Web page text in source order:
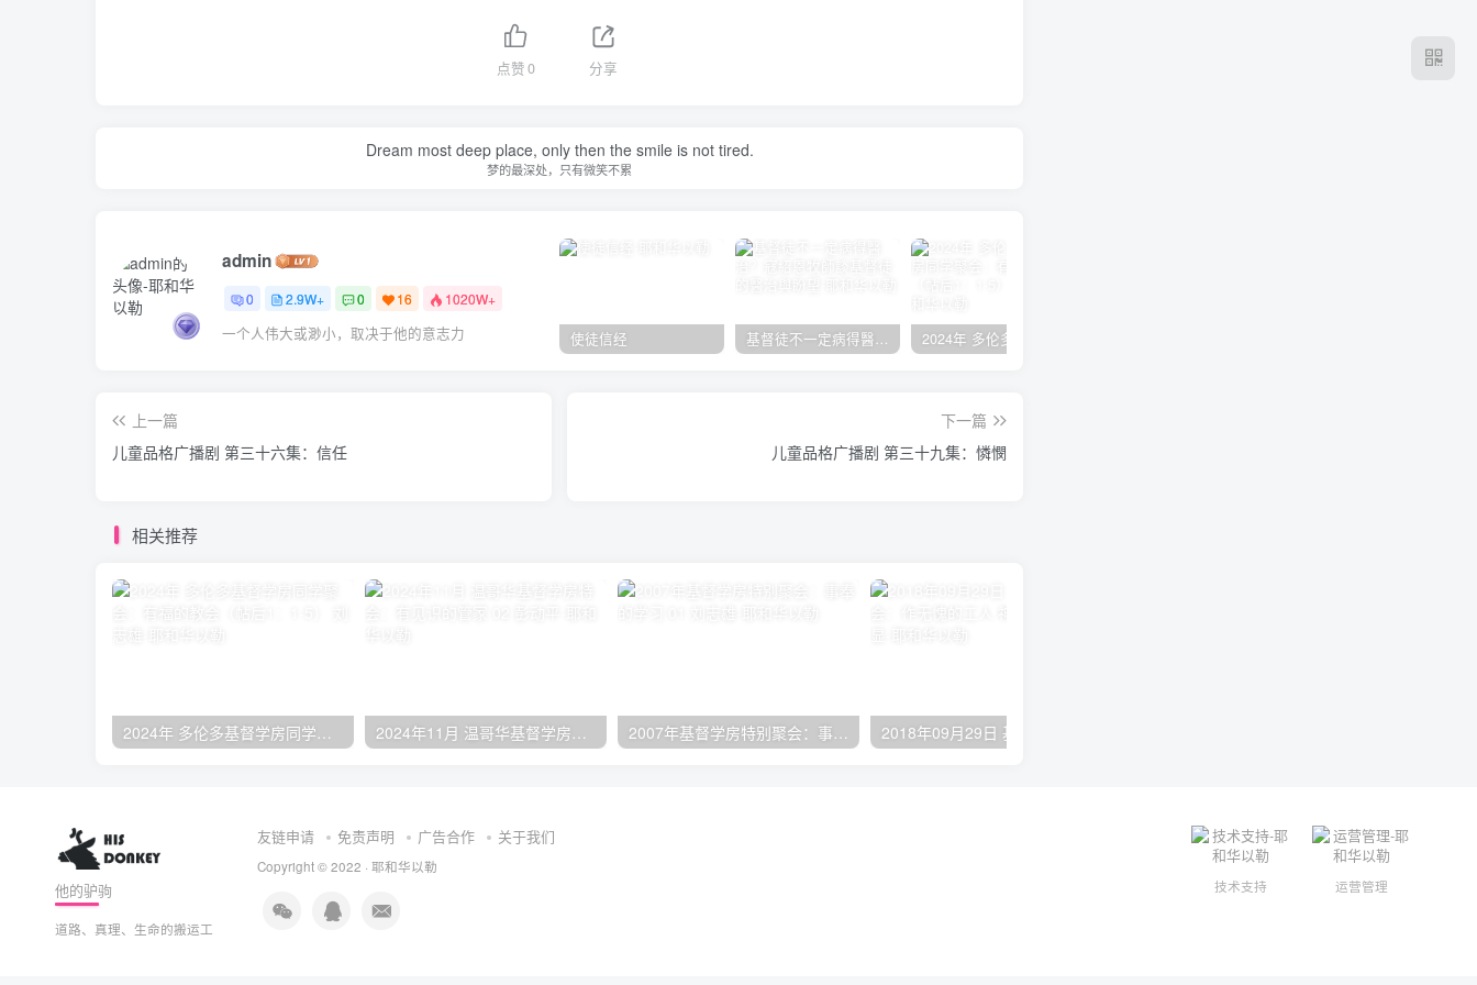
点赞0 分享
Dream most deep place, only then the smile is not tired.
梦的最深处，只有微笑不累
admin
0 2.9W+ 0 16 1020W+
一个人伟大或渺小，取决于他的意志力 使徒信经
上一篇
儿童品格广播剧 第三十六集：信任
下一篇
儿童品格广播剧 第三十九集：憐憫
相关推荐
他的驴驹
道路、真理、生命的搬运工
友链申请 免责声明 广告合作 关于我们
Copyright © 2022 · 耶和华以勒
技术支持
运营管理